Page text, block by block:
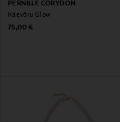
PERNILLE CORYDON
Käevõru Glow
Original Price
75,00 €